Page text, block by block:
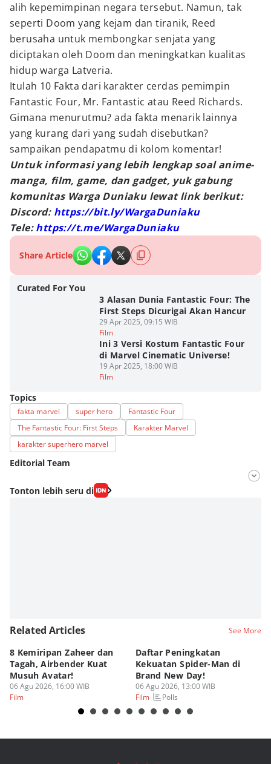
alih kepemimpinan negara tersebut. Namun, tak
seperti Doom yang kejam dan tiranik, Reed
berusaha untuk membongkar senjata yang
diciptakan oleh Doom dan meningkatkan kualitas
hidup warga Latveria.
Itulah 10 Fakta dari karakter cerdas pemimpin
Fantastic Four, Mr. Fantastic atau Reed Richards.
Gimana menurutmu? ada fakta menarik lainnya
yang kurang dari yang sudah disebutkan?
sampaikan pendapatmu di kolom komentar!
Untuk informasi yang lebih lengkap soal anime-
manga, film, game, dan gadget, yuk gabung
komunitas Warga Duniaku lewat link berikut:
Discord: https://bit.ly/WargaDuniaku
Tele:https://t.me/WargaDuniaku
Share Article
Curated For You
3 Alasan Dunia Fantastic Four: The
First Steps Dicurigai Akan Hancur
29 Apr 2025, 09:15 WIB
Film
Ini 3 Versi Kostum Fantastic Four
di Marvel Cinematic Universe!
19 Apr 2025, 18:00 WIB
Film
Topics
fakta marvel super hero
Fantastic Four
The Fantastic Four: First Steps
Karakter Marvel
karakter superhero marvel
Editorial Team
Editor
Fahrul Razi Uni Nurullah
Tonton lebih seru di
Related Articles See More
8 Kemiripan Zaheer dan
Tagah, Airbender Kuat
Musuh Avatar!
06 Agu 2026, 16:00 WIB
Film
Daftar Peningkatan
Kekuatan Spider-Man di
Brand New Day!
06 Agu 2026, 13:00 WIB
Film
Polls